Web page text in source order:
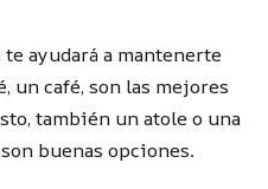
ayudará a mantenerte
un café, son las mejores
también un atole o una
buenas opciones.